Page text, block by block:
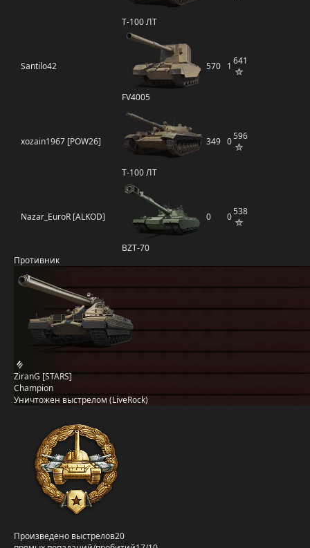
Т-100 ЛТ
Santilo42
FV4005
570 1 641
xozain1967 [POW26]
Т-100 ЛТ
349 0596
Nazar_EuroR [ALKOD]
BZT-70
0 0538
Противник
ZiranG [STARS]
Champion
Уничтожен выстрелом (LiveRock)
Произведено выстрелов20